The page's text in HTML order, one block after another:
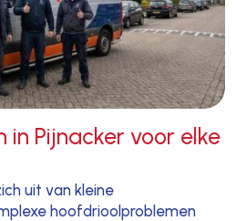
in Pijnacker voor elke
uit van kleine
hoofdrioolproblemen